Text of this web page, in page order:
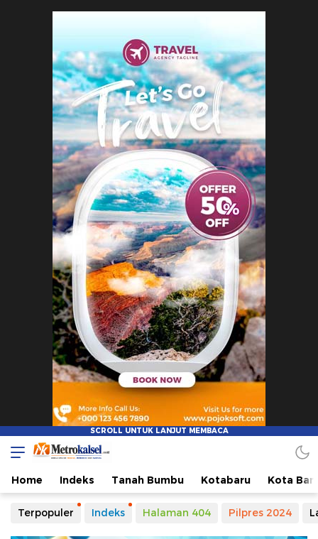
Metro Kalsel
Media Online Terkini, Faktual dan Mendidik
Home Indeks Tanah Bumbu Kotabaru Kota
Terpopuler Indeks Halaman 404 Pilpres 2024